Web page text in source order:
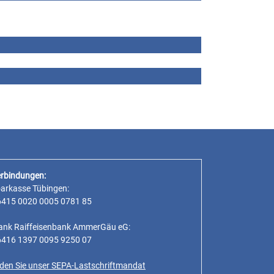
Tübingen:
0020 0005 0781 85
Raiffeisenbank AmmerGäu eG:
1397 0095 9250 07
Sie unser SEPA-Lastschriftmandat